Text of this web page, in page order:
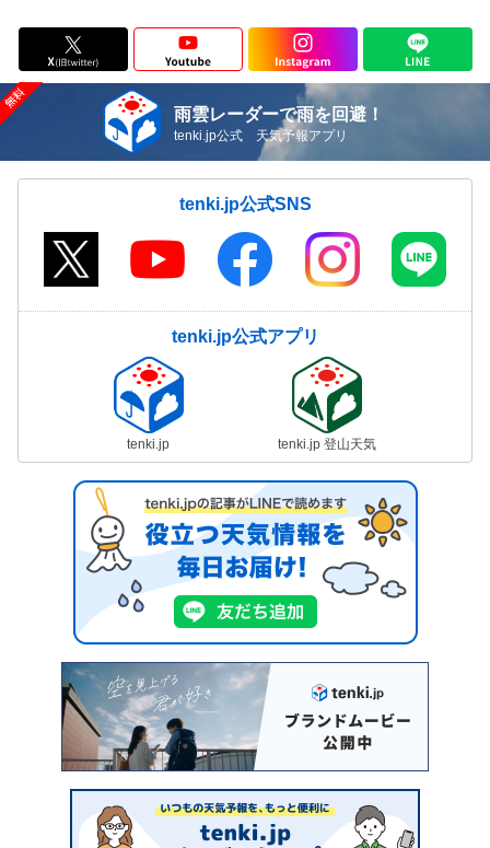
雨雲レーダーで雨を回避！
tenki.jp公式 天気予報アプリ
tenki.jp公式SNS
tenki.jp公式アプリ
tenki.jp tenki.jp 登山天気